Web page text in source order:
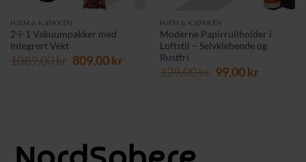
HJEM & KJØKKEN
2-i-1 Vakuumpakker med
Integrert Vekt
1089,00kr Opprinnelig
809,00krNåværende
HJEM & KJØKKEN
Moderne Papirrullholder i
Loftstil – Selvklebende og
Rustfri
129,00kr Opprinnelig
99,00kr